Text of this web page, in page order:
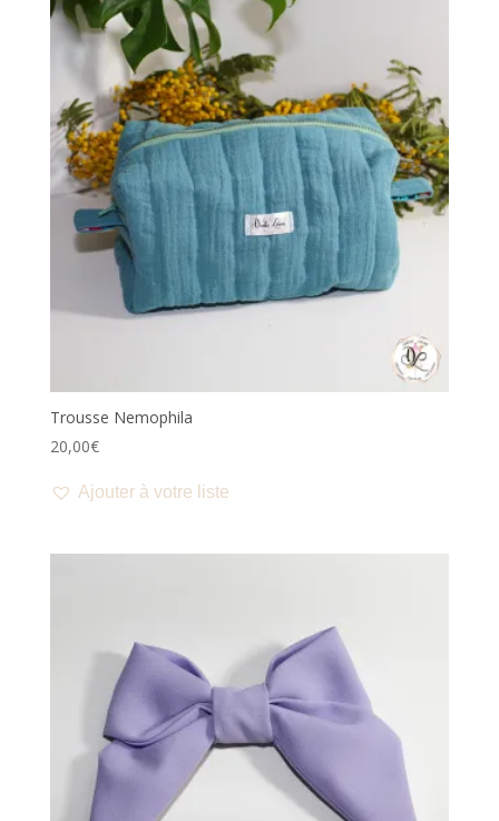
Trousse Nemophila
20,00€
Ajouter à votre liste